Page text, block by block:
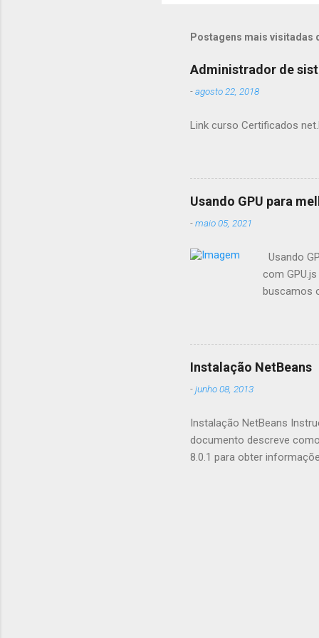
Postagens mais visitadas
Administrador de
-agosto 22, 2018
Link curso Certificados
Usando GPU para
-maio 05, 2021
Usando
com
buscamos
seus
aceleração
GPU.js e
Instalação NetBeans
-junho 08, 2013
Instalação NetBeans
documento descreve
8.0.1 para obter
NetBeans IDE 8.0.1 .
de problemas Mais